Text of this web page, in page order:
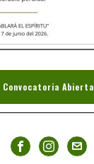
Convocatoria Abierta